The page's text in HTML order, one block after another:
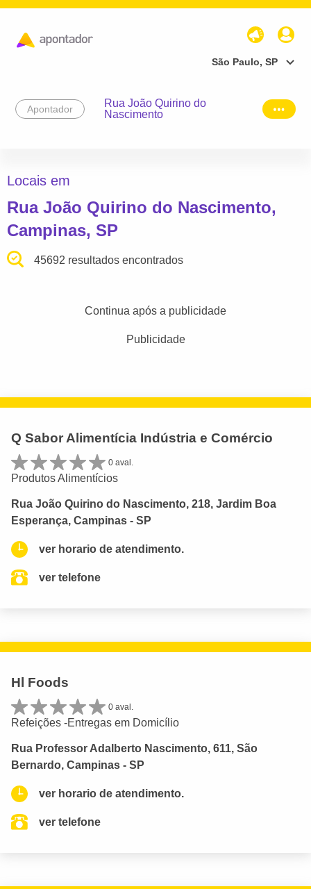
São Paulo, SP
Apontador
Rua João Quirino do
Nascimento
Locais em
Rua João Quirino do Nascimento,
Campinas, SP
45692 resultados encontrados
Continua após a publicidade
Publicidade
Q Sabor Alimentícia Indústria e Comércio
0 aval.
Produtos Alimentícios
Rua João Quirino do Nascimento, 218, Jardim Boa
Esperança, Campinas - SP
ver horario de atendimento.
ver telefone
Hl Foods
0 aval.
Refeições -Entregas em Domicílio
Rua Professor Adalberto Nascimento, 611, São
Bernardo, Campinas - SP
ver horario de atendimento.
ver telefone